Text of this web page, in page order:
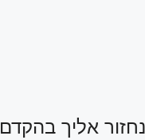
אליך בהקדם